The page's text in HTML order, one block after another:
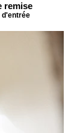
remise
d'entrée